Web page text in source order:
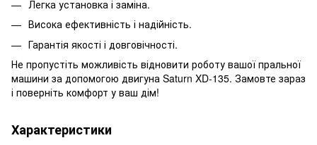
Легка установка і заміна.
Висока ефективність і надійність.
Гарантія якості і довговічності.
Не пропустіть можливість відновити роботу вашої пральної
машини за допомогою двигуна Saturn XD-135. Замовте зараз
і поверніть комфорт у ваш дім!
Характеристики